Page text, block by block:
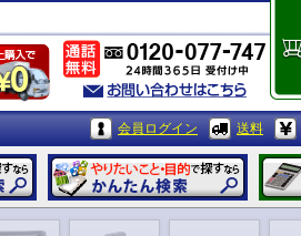
会員ログイン 送料